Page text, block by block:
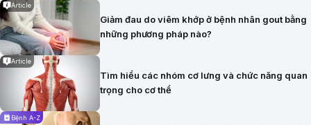
Article
Giảm đau do viêm khớp ở bệnh nhân gout bằng
những phương pháp nào?
Article
Tìm hiểu các nhóm cơ lưng và chức năng quan
trọng cho cơ thể
Bệnh A-Z